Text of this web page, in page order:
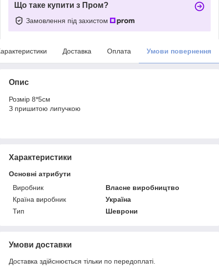
Що таке купити з Пром?
Замовлення під захистом
Доставка Оплата Умови повернення
Опис
Розмір 8*5см
З пришитою липучкою
Характеристики
Основні атрибути
Виробник
Власне виробництво
Країна виробник
Україна
Тип
Шеврони
Умови доставки
Доставка здійснюється тільки по передоплаті.